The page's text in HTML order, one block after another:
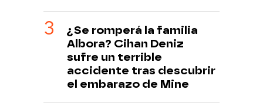
¿Se romperá la familia
Albora? Cihan Deniz
sufre un terrible
accidente tras descubrir
el embarazo de Mine